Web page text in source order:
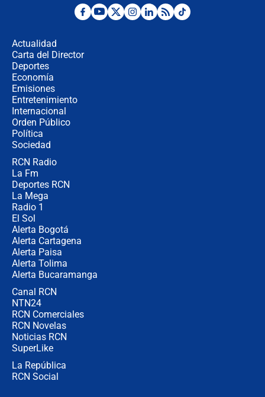
¿La posesión de Abelardo De la
Actualidad
Carta del Director
Deportes
Economía
Emisiones
Entretenimiento
Internacional
Orden Público
Política
Sociedad
RCN Radio
La Fm
Deportes RCN
La Mega
Radio 1
El Sol
Alerta Bogotá
Alerta Cartagena
Alerta Paisa
Alerta Tolima
Alerta Bucaramanga
Canal RCN
NTN24
RCN Comerciales
RCN Novelas
Noticias RCN
SuperLike
La República
RCN Social